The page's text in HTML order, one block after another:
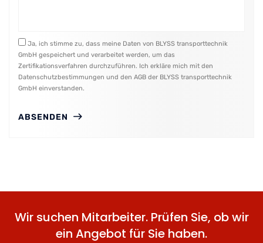
Ja, ich stimme zu, dass meine Daten von BLYSS transporttechnik
GmbH gespeichert und verarbeitet werden, um das
Zertifikationsverfahren durchzuführen. Ich erkläre mich mit den
Datenschutzbestimmungen und den AGB der BLYSS transporttechnik
GmbH einverstanden.
ABSENDEN
Wir suchen Mitarbeiter. Prüfen Sie, ob wir
ein Angebot für Sie haben.